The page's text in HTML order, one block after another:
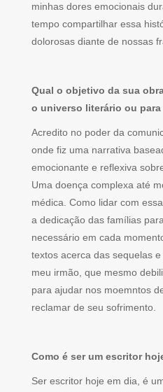
minhas dores emocionais
tempo compartilhar essa
dolorosas diante de nossas
Qual o objetivo da sua
o universo literário ou
Acredito no poder da
onde fiz uma narrativa
emocionante e reflexiva
Uma doença complexa até
médica. Como lidar com
a dedicação das famílias
necessário em cada
textos acerca das sequelas
meu irmão, que mesmo
para ajudar nos moemntos
reclamar de seu sofrimento.
Como é ser um escritor
Ser escritor hoje em dia, é